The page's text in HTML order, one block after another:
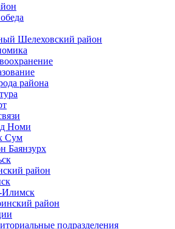
Шелеховский район
района
Номи
Сум
Баянзурх
район
Илимск
район
подразделения